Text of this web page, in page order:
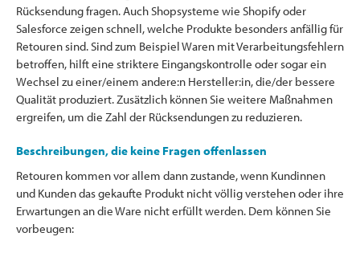
Rücksendung fragen. Auch Shopsysteme wie Shopify oder
Salesforce zeigen schnell, welche Produkte besonders anfällig für
Retouren sind. Sind zum Beispiel Waren mit Verarbeitungsfehlern
betroffen, hilft eine striktere Eingangskontrolle oder sogar ein
Wechsel zu einer/einem andere:n Hersteller:in, die/der bessere
Qualität produziert. Zusätzlich können Sie weitere Maßnahmen
ergreifen, um die Zahl der Rücksendungen zu reduzieren.
Beschreibungen, die keine Fragen offenlassen
Retouren kommen vor allem dann zustande, wenn Kundinnen
und Kunden das gekaufte Produkt nicht völlig verstehen oder ihre
Erwartungen an die Ware nicht erfüllt werden. Dem können Sie
vorbeugen: